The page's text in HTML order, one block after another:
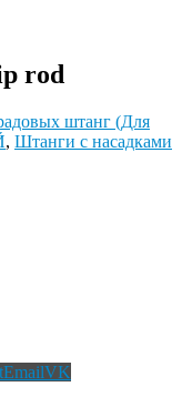
rod
штанг (Для
, Штанги с насадками
EmailVK